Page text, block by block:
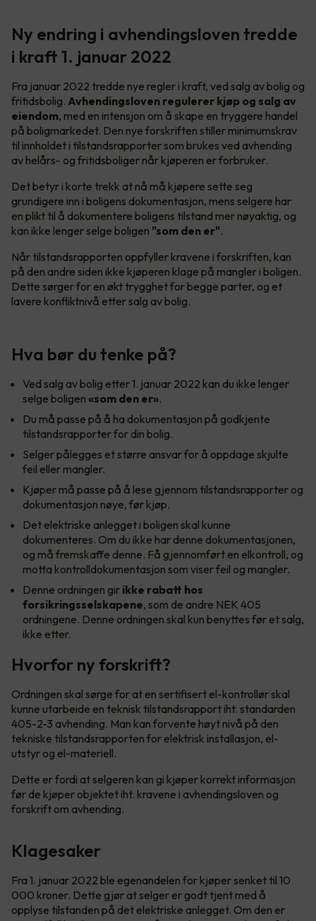
Ny endring i avhendingsloven tredde
i kraft 1. januar 2022
Fra januar 2022 tredde nye regler i kraft, ved salg av bolig og
fritidsbolig. Avhendingsloven regulerer kjøp og salg av
eiendom, med en intensjon om å skape en tryggere handel
på boligmarkedet. Den nye forskriften stiller minimumskrav
til innholdet i tilstandsrapporter som brukes ved avhending
av helårs- og fritidsboliger når kjøperen er forbruker.
Det betyr i korte trekk at nå må kjøpere sette seg
grundigere inn i boligens dokumentasjon, mens selgere har
en plikt til å dokumentere boligens tilstand mer nøyaktig, og
kan ikke lenger selge boligen "som den er".
Når tilstandsrapporten oppfyller kravene i forskriften, kan
på den andre siden ikke kjøperen klage på mangler i boligen.
Dette sørger for en økt trygghet for begge parter, og et
lavere konfliktnivå etter salg av bolig.
Hva bør du tenke på?
Ved salg av bolig etter 1. januar 2022 kan du ikke lenger
selge boligen «som den er».
Du må passe på å ha dokumentasjon på godkjente
tilstandsrapporter for din bolig.
Selger pålegges et større ansvar for å oppdage skjulte
feil eller mangler.
Kjøper må passe på å lese gjennom tilstandsrapporter og
dokumentasjon nøye, før kjøp.
Det elektriske anlegget i boligen skal kunne
dokumenteres. Om du ikke har denne dokumentasjonen,
og må fremskaffe denne. Få gjennomført en elkontroll, og
motta kontrolldokumentasjon som viser feil og mangler.
Denne ordningen gir ikke rabatt hos
forsikringsselskapene, som de andre NEK 405
ordningene. Denne ordningen skal kun benyttes før et salg,
ikke etter.
Hvorfor ny forskrift?
Ordningen skal sørge for at en sertifisert el-kontrollør skal
kunne utarbeide en teknisk tilstandsrapport iht. standarden
405-2-3 avhending. Man kan forvente høyt nivå på den
tekniske tilstandsrapporten for elektrisk installasjon, el-
utstyr og el-materiell.
Dette er fordi at selgeren kan gi kjøper korrekt informasjon
før de kjøper objektet iht. kravene i avhendingsloven og
forskrift om avhending.
Klagesaker
Fra 1. januar 2022 ble egenandelen for kjøper senket til 10
000 kroner. Dette gjør at selger er godt tjent med å
opplyse tilstanden på det elektriske anlegget. Om den er